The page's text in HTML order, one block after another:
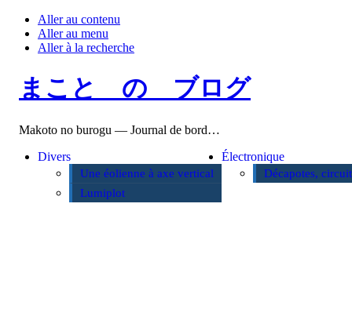
Aller au contenu
Aller au menu
Aller à la recherche
まこと の ブログ
Makoto no burogu — Journal de bord…
Divers
Une éolienne à axe vertical
Lumiplot
Électronique
Décapotes,